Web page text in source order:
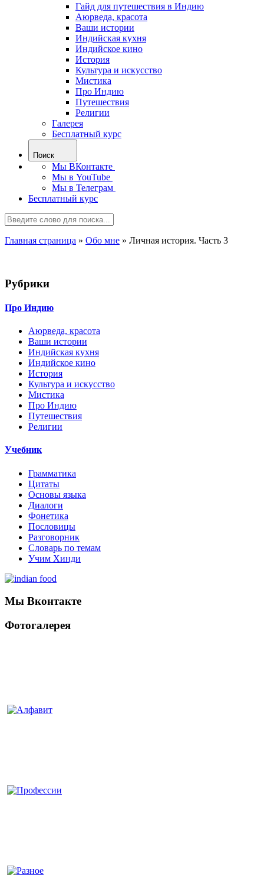
Гайд для путешествия в Индию
Аюрведа, красота
Ваши истории
Индийская кухня
Индийское кино
История
Культура и искусство
Мистика
Про Индию
Путешествия
Религии
Галерея
Бесплатный курс
Поиск
Мы ВКонтакте
Мы в YouTube
Мы в Телеграм
Бесплатный курс
Главная страница » Обо мне » Личная история. Часть 3
Рубрики
Про Индию
Аюрведа, красота
Ваши истории
Индийская кухня
Индийское кино
История
Культура и искусство
Мистика
Про Индию
Путешествия
Религии
Учебник
Грамматика
Цитаты
Основы языка
Диалоги
Фонетика
Пословицы
Разговорник
Словарь по темам
Учим Хинди
Мы Вконтакте
Фотогалерея